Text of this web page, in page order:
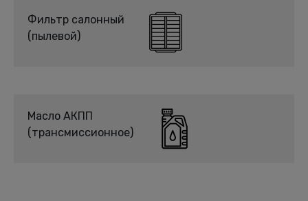
Фильтр салонный
(пылевой)
Масло АКПП
(трансмиссионное)